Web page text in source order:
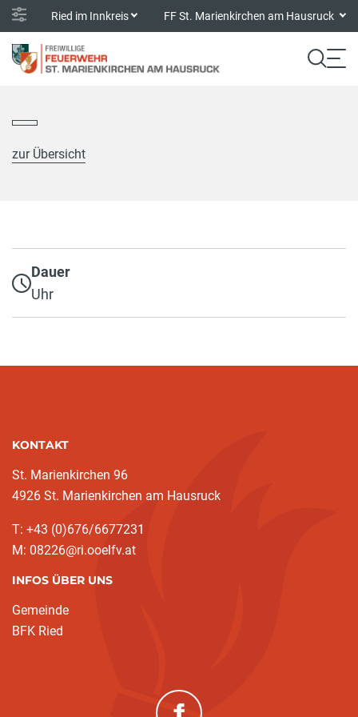
Ried im Innkreis FF St. Marienkirchen am Hausruck
zur Übersicht
Dauer
Uhr
KONTAKT
St. Marienkirchen 96
4926 St. Marienkirchen am Hausruck
T: +43 (0)676/6677231
M: 08226@ri.ooelfv.at
INFOS ÜBER UNS
Gemeinde
BFK Ried